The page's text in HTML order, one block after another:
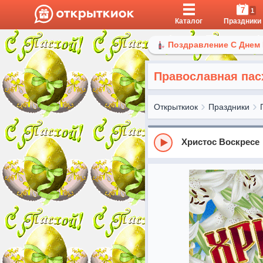
Каталог
7 1
Праздники
Поздравление С
Православная
Открыткиок Праздники
Христос Воскресе